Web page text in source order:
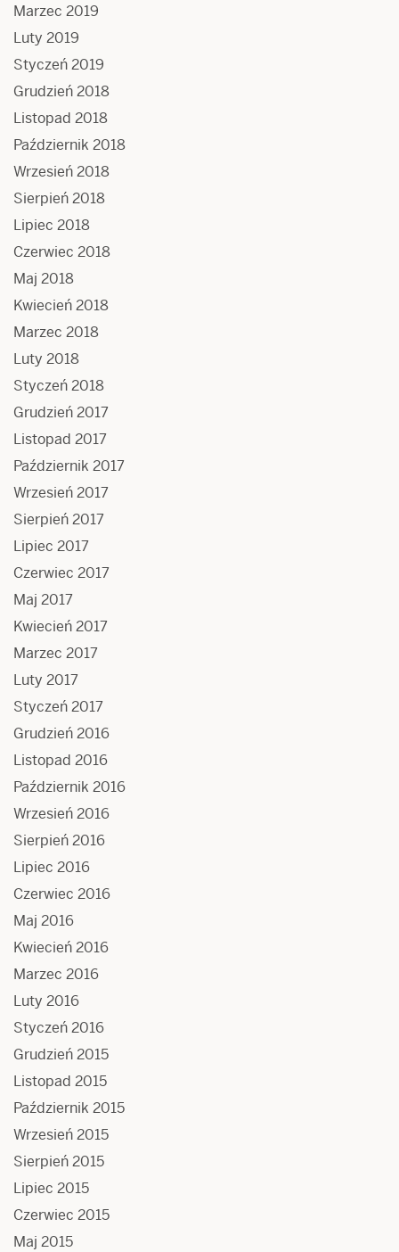
Marzec 2019
Luty 2019
Styczeń 2019
Grudzień 2018
Listopad 2018
Październik 2018
Wrzesień 2018
Sierpień 2018
Lipiec 2018
Czerwiec 2018
Maj 2018
Kwiecień 2018
Marzec 2018
Luty 2018
Styczeń 2018
Grudzień 2017
Listopad 2017
Październik 2017
Wrzesień 2017
Sierpień 2017
Lipiec 2017
Czerwiec 2017
Maj 2017
Kwiecień 2017
Marzec 2017
Luty 2017
Styczeń 2017
Grudzień 2016
Listopad 2016
Październik 2016
Wrzesień 2016
Sierpień 2016
Lipiec 2016
Czerwiec 2016
Maj 2016
Kwiecień 2016
Marzec 2016
Luty 2016
Styczeń 2016
Grudzień 2015
Listopad 2015
Październik 2015
Wrzesień 2015
Sierpień 2015
Lipiec 2015
Czerwiec 2015
Maj 2015